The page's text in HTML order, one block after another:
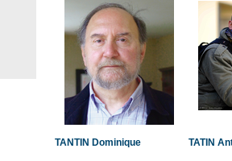
TANTIN Dominique TATIN